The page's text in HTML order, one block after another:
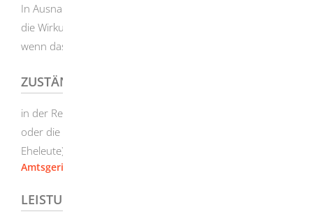
In Ausnahmefällen kann die Volljährigenadoption auch
die Wirkungen einer
wenn das Familiengericht dies ausspricht.
ZUSTÄNDIGE STELLE
in der Regel das Familiengericht, in dessen Bezirk sich der
oder die Annehmende (oder einer der annehmenden
Eheleute) gewöhnlich aufhält
Amtsgericht Heidenheim
LEISTUNGSDETAILS